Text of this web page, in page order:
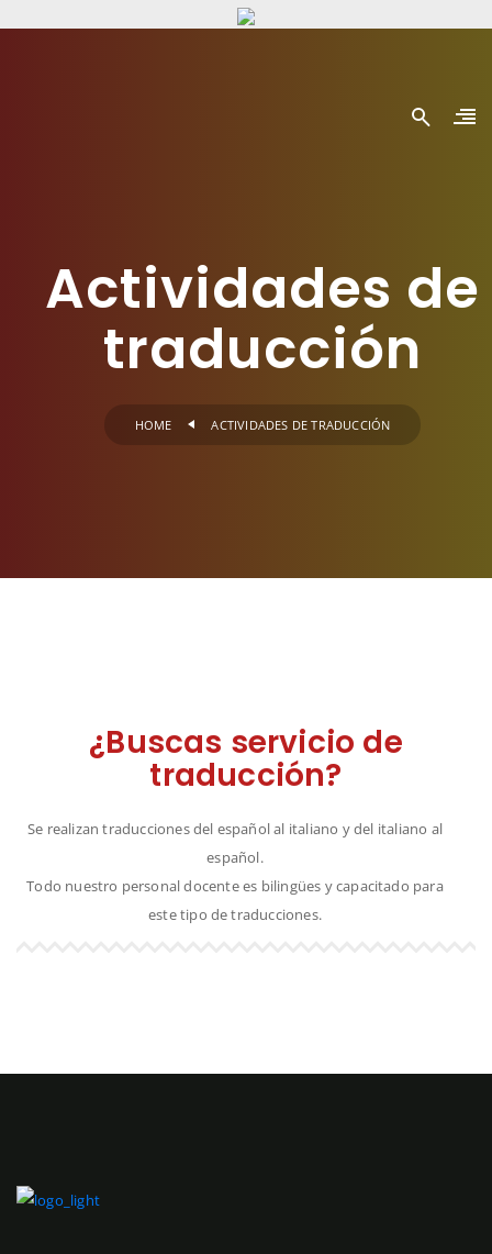
Actividades de
traducción
HOME ACTIVIDADES DE TRADUCCIÓN
¿Buscas servicio de
traducción?
Se realizan traducciones del español al italiano y del italiano al
español.
Todo nuestro personal docente es bilingües y capacitado para
este tipo de traducciones.